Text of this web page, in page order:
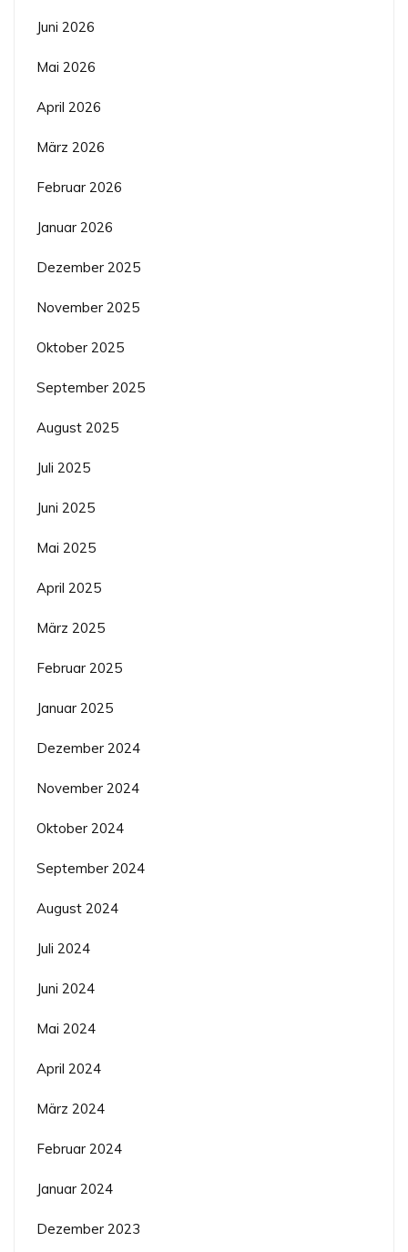
Juni 2026
Mai 2026
April 2026
März 2026
Februar 2026
Januar 2026
Dezember 2025
November 2025
Oktober 2025
September 2025
August 2025
Juli 2025
Juni 2025
Mai 2025
April 2025
März 2025
Februar 2025
Januar 2025
Dezember 2024
November 2024
Oktober 2024
September 2024
August 2024
Juli 2024
Juni 2024
Mai 2024
April 2024
März 2024
Februar 2024
Januar 2024
Dezember 2023